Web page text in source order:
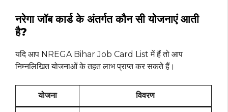
नरेगा जॉब कार्ड के अंतर्गत कौन सी योजनाएं आती
है?
यदि आप NREGA Bihar Job Card List में हैं तो आप
निम्नलिखित योजनाओं के तहत लाभ प्राप्त कर सकते हैं।
योजना विवरण